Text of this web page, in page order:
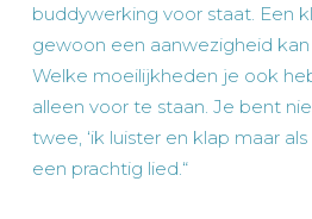
buddywerking voor staat. Een
gewoon een aanwezigheid
Welke moeilijkheden je ook
alleen voor te staan. Je bent
twee, ‘ik luister en klap maar
een prachtig lied.“